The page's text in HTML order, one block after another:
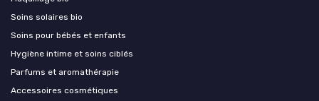
Soins solaires bio
Soins pour bébés et enfants
Hygiène intime et soins ciblés
Parfums et aromathérapie
Accessoires cosmétiques